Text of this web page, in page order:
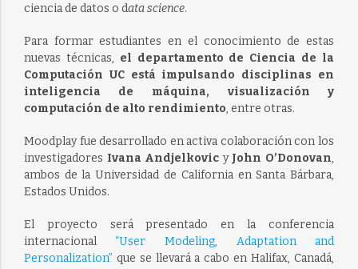
ciencia de datos o data science.
Para formar estudiantes en el conocimiento de estas
nuevas técnicas, el departamento de Ciencia de la
Computación UC está impulsando disciplinas en
inteligencia de máquina, visualización y
computación de alto rendimiento, entre otras.
Moodplay fue desarrollado en activa colaboración con los
investigadores Ivana Andjelkovic y John O’Donovan,
ambos de la Universidad de California en Santa Bárbara,
Estados Unidos.
El proyecto será presentado en la conferencia
internacional “User Modeling, Adaptation and
Personalization” que se llevará a cabo en Halifax, Canadá,